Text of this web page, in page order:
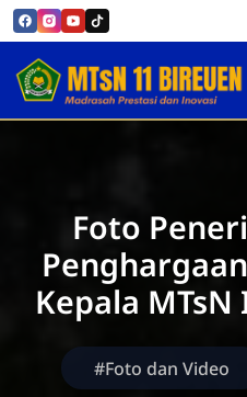
Official MTsN
Foto
Kepala
#Foto dan Video